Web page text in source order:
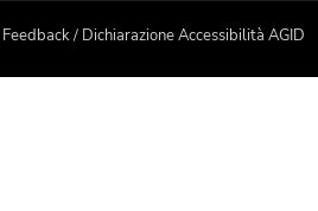
Feedback/ Dichiarazione Accessibilità AGID